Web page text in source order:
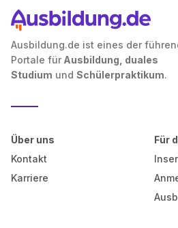
Ausbildung.de ist eines der
Portale für Ausbildung, duales
Studium und Schülerpraktikum.
Über uns
Kontakt
Karriere
Für